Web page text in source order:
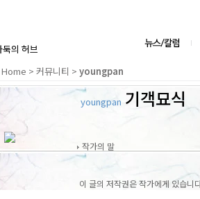
Home > 커뮤니티 > youngpan
youngpan 기객묘식
작가의 말
이 글의 저작권은 작가에게 있습니